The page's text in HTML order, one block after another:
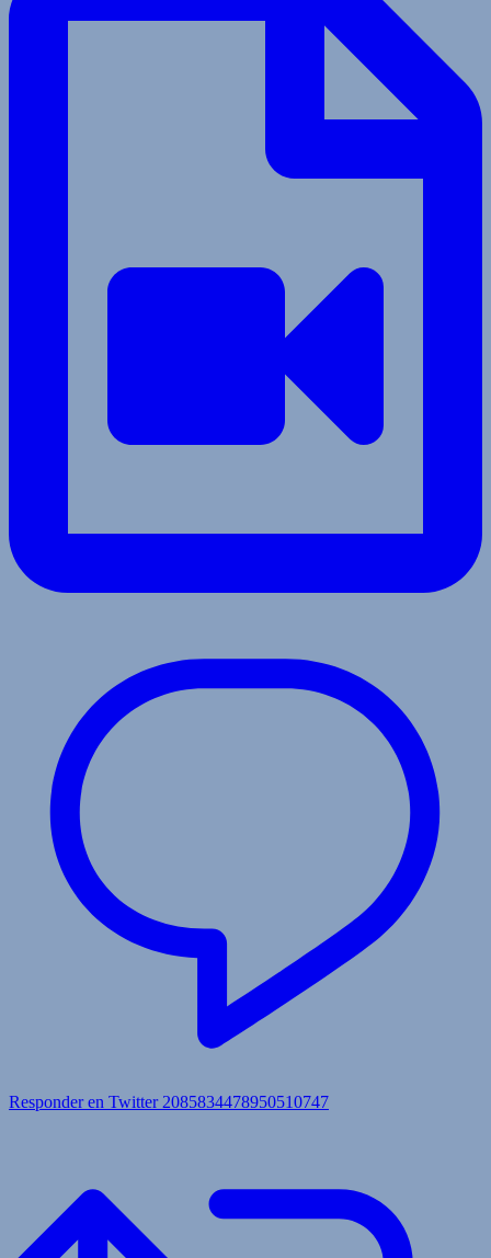
Responder en Twitter 2085834478950510747